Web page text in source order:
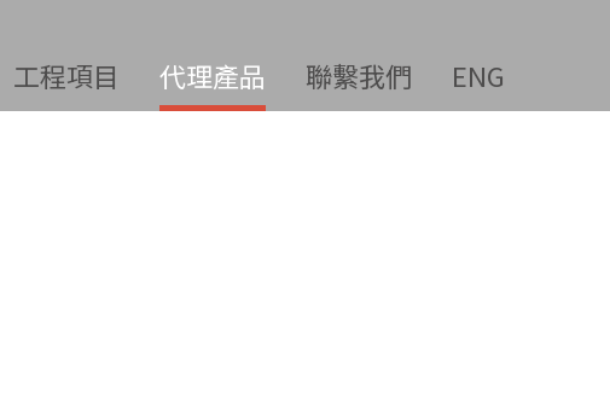
工程項目 代理產品 聯繫我們 ENG